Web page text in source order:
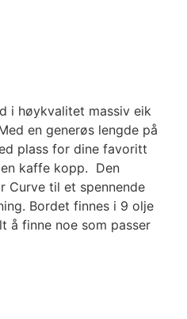
i høykvalitet massiv eik
en generøs lengde på
plass for dine favoritt
kaffe kopp. Den
Curve til et spennende
Bordet finnes i 9 olje
å finne noe som passer